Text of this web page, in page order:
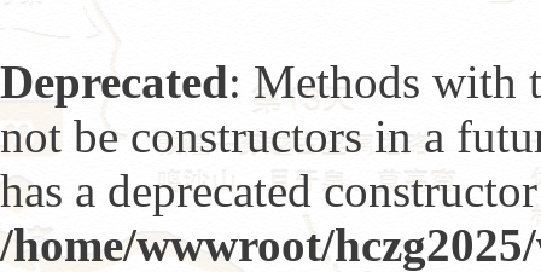
Deprecated: Methods with
not be constructors in a
has a deprecated
/home/wwwroot/